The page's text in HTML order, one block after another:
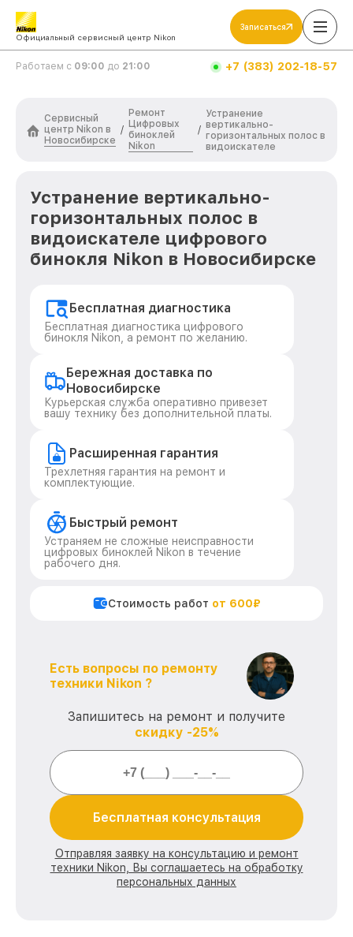
Официальный сервисный центр Nikon
Записаться
Работаем с 09:00 до 21:00 +7 (383) 202-18-57
Сервисный
центр Nikon в
Новосибирске
/
Ремонт
Цифровых
биноклей
Nikon
/
Устранение
вертикально-
горизонтальных полос в
видоискателе
Устранение вертикально-
горизонтальных полос в
видоискателе цифрового
бинокля Nikon в Новосибирске
Бесплатная диагностика
Бесплатная диагностика цифрового
бинокля Nikon, а ремонт по желанию.
Бережная доставка по
Новосибирске
Курьерская служба оперативно привезет
вашу технику без дополнительной платы.
Расширенная гарантия
Трехлетняя гарантия на ремонт и
комплектующие.
Быстрый ремонт
Устраняем не сложные неисправности
цифровых биноклей Nikon в течение
рабочего дня.
Стоимость работ от 600₽
Есть вопросы по ремонту
техники Nikon ?
Запишитесь на ремонт и получите
скидку -25%
Бесплатная консультация
Отправляя заявку на консультацию и ремонт
техники Nikon, Вы соглашаетесь на обработку
персональных данных